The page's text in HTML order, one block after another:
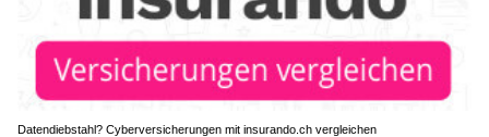
Datendiebstahl? Cyberversicherungen mit insurando.ch vergleichen